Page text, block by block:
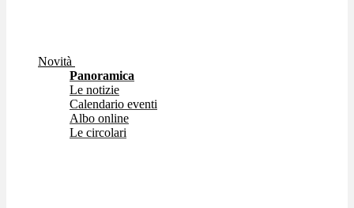
Novità
Panoramica
Le notizie
Calendario eventi
Albo online
Le circolari